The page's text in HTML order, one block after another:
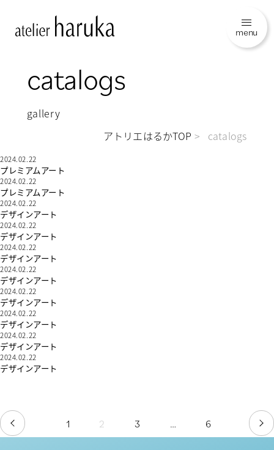
menu
catalogs
gallery
アトリエはるかTOP
catalogs
2024.02.22
プレミアムアート
2024.02.22
プレミアムアート
2024.02.22
デザインアート
2024.02.22
デザインアート
2024.02.22
デザインアート
2024.02.22
デザインアート
2024.02.22
デザインアート
2024.02.22
デザインアート
2024.02.22
デザインアート
2024.02.22
デザインアート
PREV 1 2 3 … 6